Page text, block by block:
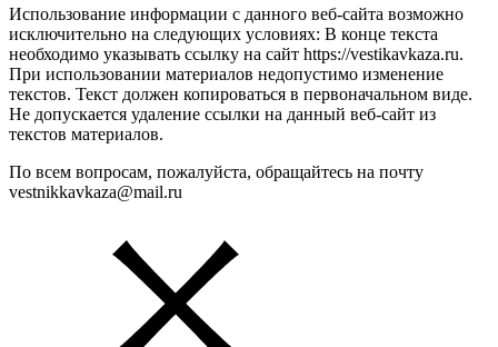
Использование информации с данного веб-сайта возможно
исключительно на следующих условиях: В конце текста
необходимо указывать ссылку на сайт https://vestikavkaza.ru.
При использовании материалов недопустимо изменение
текстов. Текст должен копироваться в первоначальном виде.
Не допускается удаление ссылки на данный веб-сайт из
текстов материалов.
По всем вопросам, пожалуйста, обращайтесь на почту
vestnikkavkaza@mail.ru